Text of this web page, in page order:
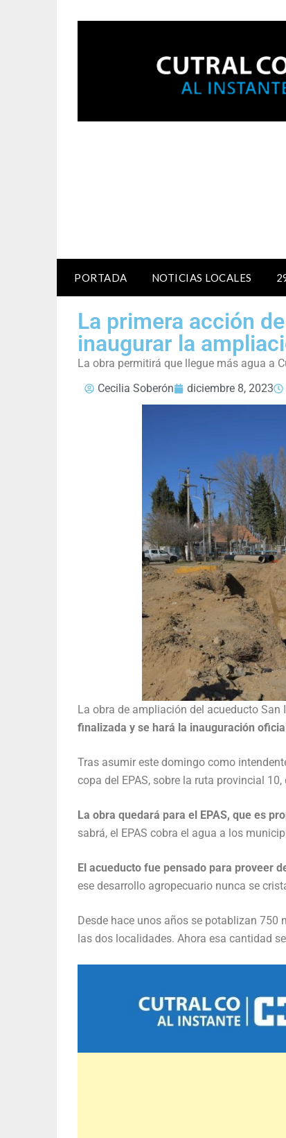
PORTADA NOTICIAS LOCALES
La primera acción
inaugurar la
La obra permitirá que llegue más agua a
Cecilia Soberón
diciembre 8, 2023
La obra de ampliación del acueducto San
finalizada y se hará la inauguración
Tras asumir este domingo como
copa del EPAS, sobre la ruta provincial
La obra quedará para el EPAS, que es
sabrá, el EPAS cobra el agua a los
El acueducto fue pensado para proveer
ese desarrollo agropecuario nunca se
Desde hace unos años se potablizan 750
las dos localidades. Ahora esa cantidad